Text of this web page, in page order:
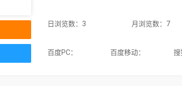
日浏览数：3 月浏览数：7
百度PC： 百度移动： 搜